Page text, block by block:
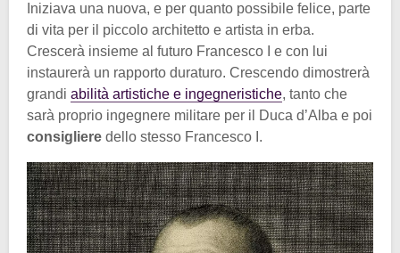
Iniziava una nuova, e per quanto possibile felice, parte
di vita per il piccolo architetto e artista in erba.
Crescerà insieme al futuro Francesco I e con lui
instaurerà un rapporto duraturo. Crescendo dimostrerà
grandi abilità artistiche e ingegneristiche, tanto che
sarà proprio ingegnere militare per il Duca d’Alba e poi
consigliere dello stesso Francesco I.